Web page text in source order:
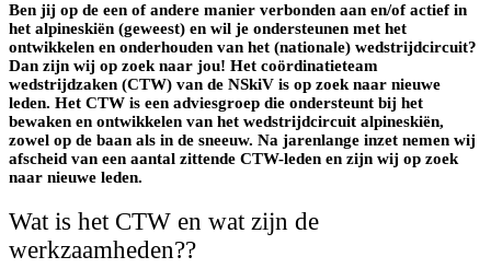
Ben jij op de een of andere manier verbonden aan en/of actief in
het alpineskiën (geweest) en wil je ondersteunen met het
ontwikkelen en onderhouden van het (nationale) wedstrijdcircuit?
Dan zijn wij op zoek naar jou! Het coördinatieteam
wedstrijdzaken (CTW) van de NSkiV is op zoek naar nieuwe
leden. Het CTW is een adviesgroep die ondersteunt bij het
bewaken en ontwikkelen van het wedstrijdcircuit alpineskiën,
zowel op de baan als in de sneeuw. Na jarenlange inzet nemen wij
afscheid van een aantal zittende CTW-leden en zijn wij op zoek
naar nieuwe leden.
Wat is het CTW en wat zijn de
werkzaamheden??